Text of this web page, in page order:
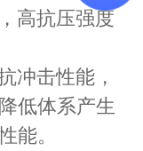
高抗压强度
冲击性能，
低体系产生
能。